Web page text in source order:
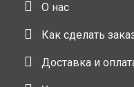
О нас
Как сделать
Доставка и